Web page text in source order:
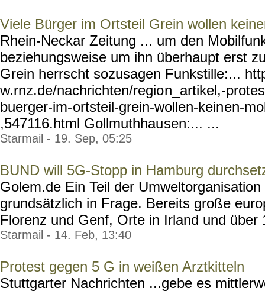
Viele Bürger im Ortsteil Grein wollen
Rhein-Neckar Zeitung ... um den
beziehungsweise um ihn überhaupt erst
Grein herrscht sozusagen Funkstille:...
w.rnz.de/nachrichten/region_artikel,-
buerger-im-ortsteil-grein-wollen-keinen-
,547116.html Gollmuthhausen:... ...
Starmail - 19. Sep, 05:25
BUND will 5G-Stopp in Hamburg
Golem.de Ein Teil der
grundsätzlich in Frage. Bereits große
Florenz und Genf, Orte in Irland und über
Starmail - 14. Feb, 13:40
Protest gegen 5 G in weißen Arztkitteln
Stuttgarter Nachrichten ...gebe es